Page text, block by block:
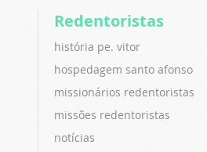
Redentoristas
história pe. vitor
hospedagem santo afonso
missionários redentoristas
missões redentoristas
notícias